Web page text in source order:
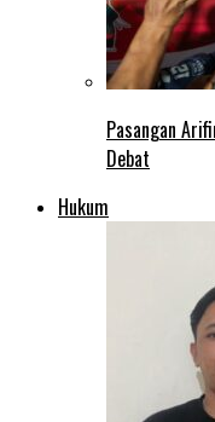
Pasangan
Debat
Hukum